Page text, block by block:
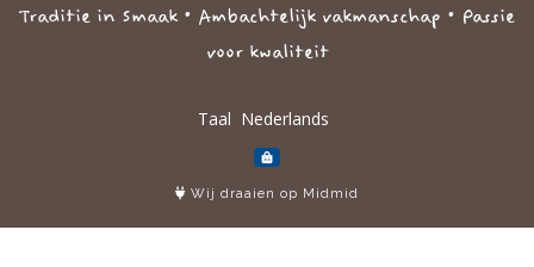
Traditie in Smaak • Ambachtelijk vakmanschap • Passie
voor kwaliteit
Taal
Wij draaien op Midmid